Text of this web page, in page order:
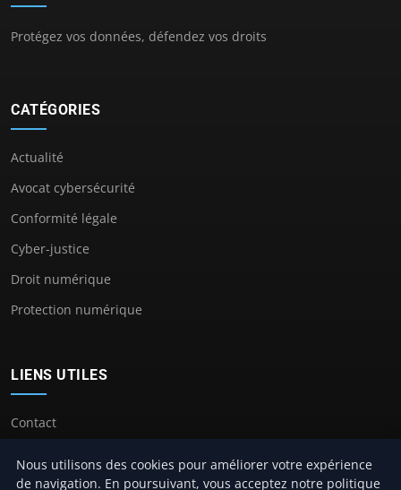
Protégez vos données, défendez vos droits
CATÉGORIES
Actualité
Avocat cybersécurité
Conformité légale
Cyber-justice
Droit numérique
Protection numérique
LIENS UTILES
Contact
Nous utilisons des cookies pour améliorer votre expérience
de navigation. En poursuivant, vous acceptez notre politique